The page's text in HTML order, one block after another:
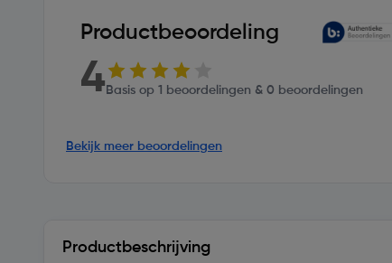
Productbeoordeling
4 Basis op 1 beoordelingen & 0 beoordelingen
Bekijk meer beoordelingen
Productbeschrijving